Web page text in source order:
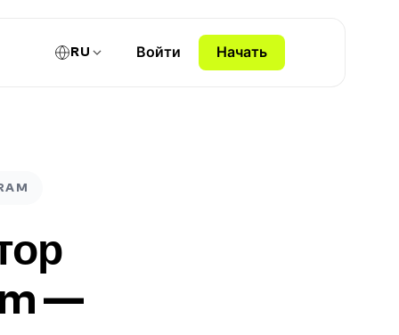
RU Войти Начать
—